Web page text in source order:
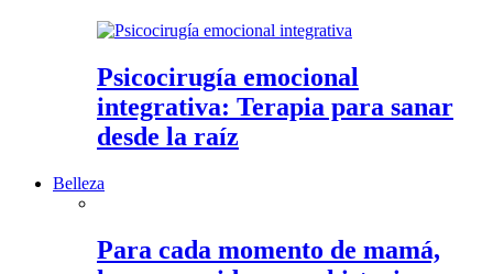
Psicocirugía emocional
integrativa: Terapia para sanar
desde la raíz
Belleza
Para cada momento de mamá,